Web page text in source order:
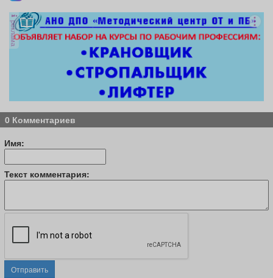
Я - пенсионер
реклама
0 Комментариев
Имя:
Текст комментария:
Отправить